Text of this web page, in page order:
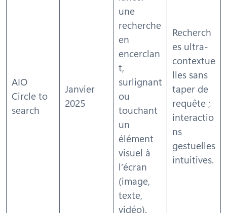
AIO
Circle to
search
Janvier
2025
une
recherche
en
encerclan
t,
surlignant
ou
touchant
un
élément
visuel à
l’écran
(image,
texte,
vidéo).
Recherch
es ultra-
contextue
lles sans
taper de
requête ;
interactio
ns
gestuelles
intuitives.